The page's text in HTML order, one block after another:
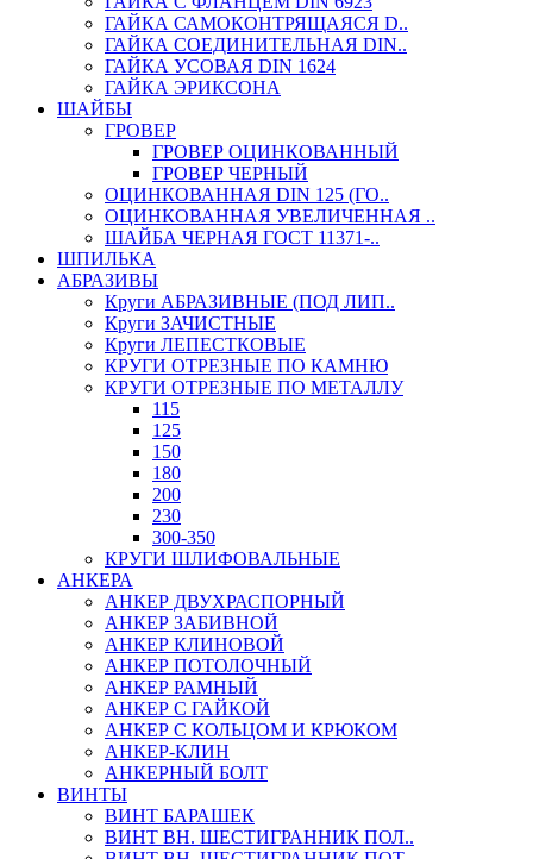
ГАЙКА САМОКОНТРЯЩАЯСЯ D..
ГАЙКА СОЕДИНИТЕЛЬНАЯ DIN..
ГАЙКА УСОВАЯ DIN 1624
ГАЙКА ЭРИКСОНА
ШАЙБЫ
ГРОВЕР
ГРОВЕР ОЦИНКОВАННЫЙ
ГРОВЕР ЧЕРНЫЙ
ОЦИНКОВАННАЯ DIN 125 (ГО..
ОЦИНКОВАННАЯ УВЕЛИЧЕННАЯ ..
ШАЙБА ЧЕРНАЯ ГОСТ 11371-..
ШПИЛЬКА
АБРАЗИВЫ
Круги АБРАЗИВНЫЕ (ПОД ЛИП..
Круги ЗАЧИСТНЫЕ
Круги ЛЕПЕСТКОВЫЕ
КРУГИ ОТРЕЗНЫЕ ПО КАМНЮ
КРУГИ ОТРЕЗНЫЕ ПО МЕТАЛЛУ
115
125
150
180
200
230
300-350
КРУГИ ШЛИФОВАЛЬНЫЕ
АНКЕРА
АНКЕР ДВУХРАСПОРНЫЙ
АНКЕР ЗАБИВНОЙ
АНКЕР КЛИНОВОЙ
АНКЕР ПОТОЛОЧНЫЙ
АНКЕР РАМНЫЙ
АНКЕР С ГАЙКОЙ
АНКЕР С КОЛЬЦОМ И КРЮКОМ
АНКЕР-КЛИН
АНКЕРНЫЙ БОЛТ
ВИНТЫ
ВИНТ БАРАШЕК
ВИНТ ВН. ШЕСТИГРАННИК ПОЛ..